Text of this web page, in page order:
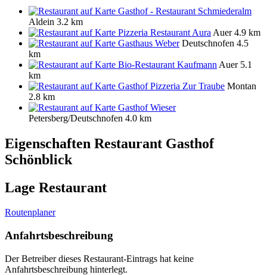
Gasthof - Restaurant Schmiederalm
Aldein 3.2 km
Pizzeria Restaurant Aura Auer 4.9 km
Gasthaus Weber Deutschnofen 4.5
km
Bio-Restaurant Kaufmann Auer 5.1
km
Gasthof Pizzeria Zur Traube Montan
2.8 km
Gasthof Wieser
Petersberg/Deutschnofen 4.0 km
Eigenschaften Restaurant Gasthof
Schönblick
Lage Restaurant
Routenplaner
Anfahrtsbeschreibung
Der Betreiber dieses Restaurant-Eintrags hat keine
Anfahrtsbeschreibung hinterlegt.